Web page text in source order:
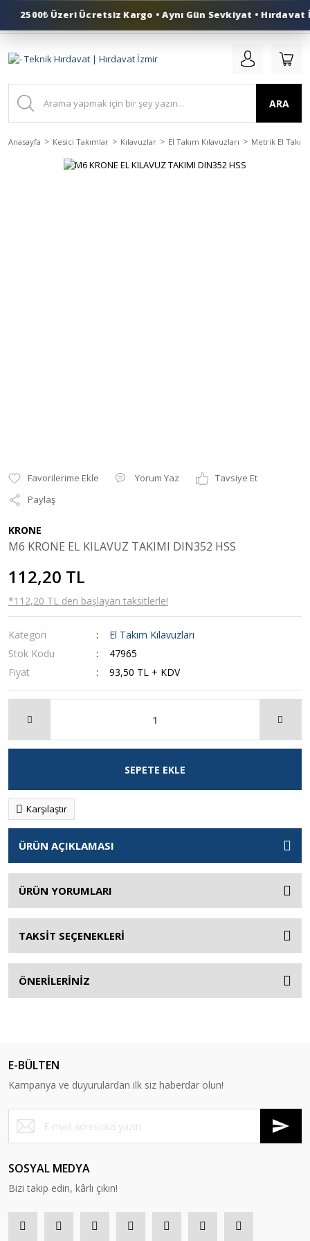
0 (553) 324 41 50
ARA
Anasayfa Kesici Takımlar Kılavuzlar El Takım Kılavuzları Metrik El Takım
Yorum Yaz
Tavsiye Et
Paylaş
KRONE
M6 KRONE EL KILAVUZ TAKIMI DIN352 HSS
112,20 TL
*112,20 TL den başlayan taksitlerle!
Kategori
El Takım Kılavuzları
Stok Kodu
47965
Fiyat
93,50 TL + KDV
SEPETE EKLE
Karşılaştır
ÜRÜN AÇIKLAMASI
ÜRÜN YORUMLARI
TAKSİT SEÇENEKLERİ
ÖNERİLERİNİZ
E-BÜLTEN
Kampanya ve duyurulardan ilk siz haberdar olun!
SOSYAL MEDYA
Bizi takip edin, kârlı çıkın!
2500₺ Üzeri Ücretsiz Kargo • Aynı Gün Sevkiyat • Hırdavat